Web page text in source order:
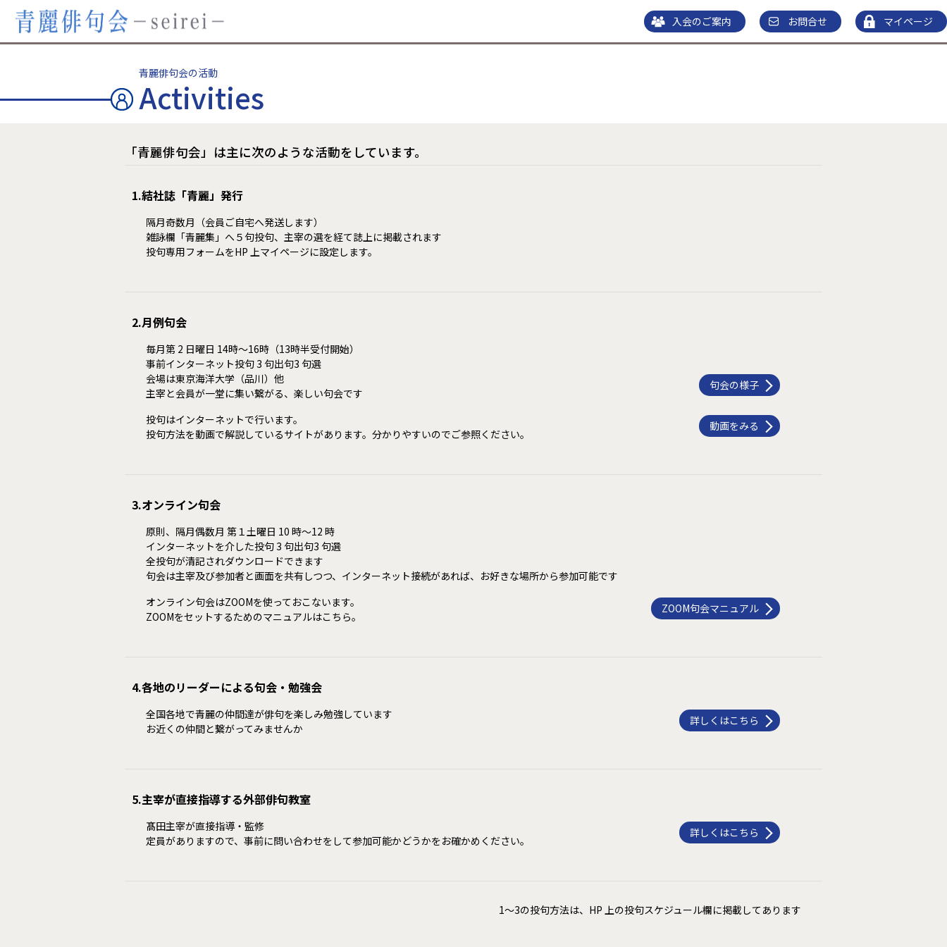
入会のご案内 お問合せ マイページ
青麗俳句会の活動
Activities
「青麗俳句会」は主に次のような活動をしています。
1.結社誌「青麗」発行
隔月奇数月（会員ご自宅へ発送します）
雑詠欄「青麗集」へ５句投句、主宰の選を経て誌上に掲載されます
投句専用フォームをHP 上マイページに設定します。
2.月例句会
毎月第 2 日曜日 14時～16時（13時半受付開始）
事前インターネット投句 3 句出句3 句選
会場は東京海洋大学（品川）他
主宰と会員が一堂に集い繋がる、楽しい句会です
句会の様子
投句はインターネットで行います。
投句方法を動画で解説しているサイトがあります。分かりやすいのでご参照ください。
動画をみる
3.オンライン句会
原則、隔月偶数月 第１土曜日 10 時～12 時
インターネットを介した投句 3 句出句3 句選
全投句が清記されダウンロードできます
句会は主宰及び参加者と画面を共有しつつ、インターネット接続があれば、お好きな場所から参加可能です
オンライン句会はZOOMを使っておこないます。
ZOOMをセットするためのマニュアルはこちら。
ZOOM句会マニュアル
4.各地のリーダーによる句会・勉強会
全国各地で青麗の仲間達が俳句を楽しみ勉強しています
お近くの仲間と繋がってみませんか
詳しくはこちら
5.主宰が直接指導する外部俳句教室
髙田主宰が直接指導・監修
定員がありますので、事前に問い合わせをして参加可能かどうかをお確かめください。
詳しくはこちら
1～3の投句方法は、HP 上の投句スケジュール欄に掲載してあります